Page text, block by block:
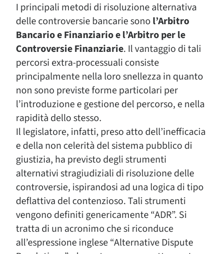
I principali metodi di risoluzione alternativa
delle controversie bancarie sono l’Arbitro
Bancario e Finanziario e l’Arbitro per le
Controversie Finanziarie. Il vantaggio di tali
percorsi extra-processuali consiste
principalmente nella loro snellezza in quanto
non sono previste forme particolari per
l’introduzione e gestione del percorso, e nella
rapidità dello stesso.
Il legislatore, infatti, preso atto dell’inefficacia
e della non celerità del sistema pubblico di
giustizia, ha previsto degli strumenti
alternativi stragiudiziali di risoluzione delle
controversie, ispirandosi ad una logica di tipo
deflattiva del contenzioso. Tali strumenti
vengono definiti genericamente “ADR”. Si
tratta di un acronimo che si riconduce
all’espressione inglese “Alternative Dispute